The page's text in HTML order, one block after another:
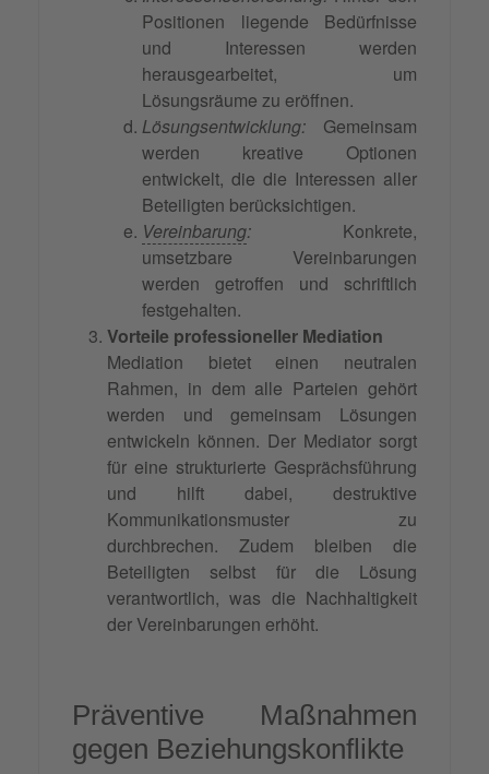
Positionen liegende Bedürfnisse
und Interessen werden
herausgearbeitet, um
Lösungsräume zu eröffnen.
Lösungsentwicklung: Gemeinsam
werden kreative Optionen
entwickelt, die die Interessen aller
Beteiligten berücksichtigen.
Vereinbarung: Konkrete,
umsetzbare Vereinbarungen
werden getroffen und schriftlich
festgehalten.
Vorteile professioneller Mediation
Mediation bietet einen neutralen
Rahmen, in dem alle Parteien gehört
werden und gemeinsam Lösungen
entwickeln können. Der Mediator sorgt
für eine strukturierte Gesprächsführung
und hilft dabei, destruktive
Kommunikationsmuster zu
durchbrechen. Zudem bleiben die
Beteiligten selbst für die Lösung
verantwortlich, was die Nachhaltigkeit
der Vereinbarungen erhöht.
Präventive Maßnahmen
gegen Beziehungskonflikte